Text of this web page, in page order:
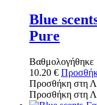
Blue
Pure
Βαθμολογήθηκε
10.20 €
Προσθήκη στη
Προσθήκη στη